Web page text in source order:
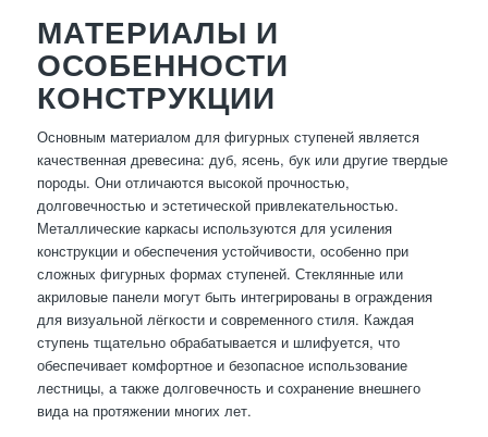
МАТЕРИАЛЫ И
ОСОБЕННОСТИ
КОНСТРУКЦИИ
Основным материалом для фигурных ступеней является
качественная древесина: дуб, ясень, бук или другие твердые
породы. Они отличаются высокой прочностью,
долговечностью и эстетической привлекательностью.
Металлические каркасы используются для усиления
конструкции и обеспечения устойчивости, особенно при
сложных фигурных формах ступеней. Стеклянные или
акриловые панели могут быть интегрированы в ограждения
для визуальной лёгкости и современного стиля. Каждая
ступень тщательно обрабатывается и шлифуется, что
обеспечивает комфортное и безопасное использование
лестницы, а также долговечность и сохранение внешнего
вида на протяжении многих лет.